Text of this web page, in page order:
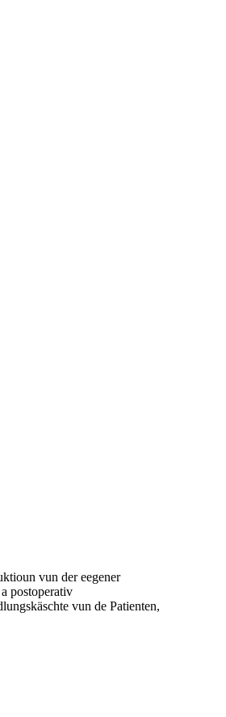
vun der eegener
postoperativ
vun de Patienten,